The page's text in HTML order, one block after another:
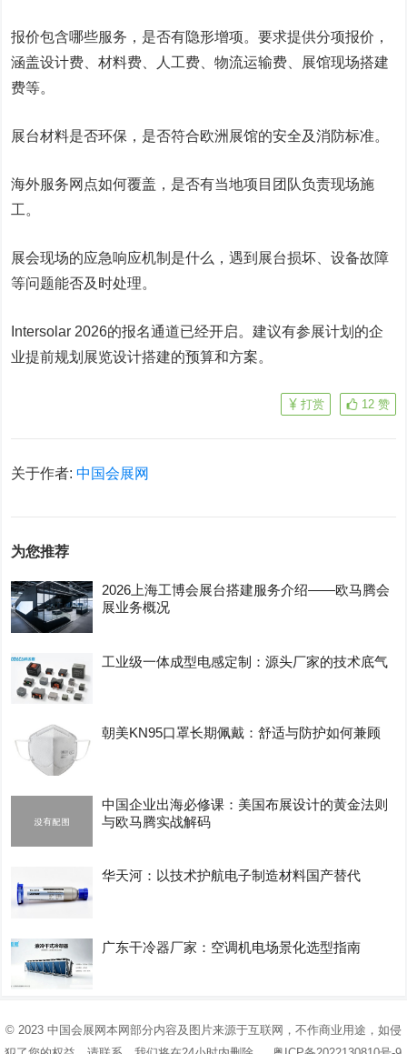
报价包含哪些服务，是否有隐形增项。要求提供分项报价，
涵盖设计费、材料费、人工费、物流运输费、展馆现场搭建
费等。
展台材料是否环保，是否符合欧洲展馆的安全及消防标准。
海外服务网点如何覆盖，是否有当地项目团队负责现场施
工。
展会现场的应急响应机制是什么，遇到展台损坏、设备故障
等问题能否及时处理。
Intersolar 2026的报名通道已经开启。建议有参展计划的企
业提前规划展览设计搭建的预算和方案。
12 赞
打赏
关于作者:中国会展网
为您推荐
2026上海工博会展台搭建服务介绍——欧马腾会
展业务概况
工业级一体成型电感定制：源头厂家的技术底气
朝美KN95口罩长期佩戴：舒适与防护如何兼顾
中国企业出海必修课：美国布展设计的黄金法则
与欧马腾实战解码
华天河：以技术护航电子制造材料国产替代
广东干冷器厂家：空调机电场景化选型指南
© 2023 中国会展网本网部分内容及图片来源于互联网，不作商业用途，如侵